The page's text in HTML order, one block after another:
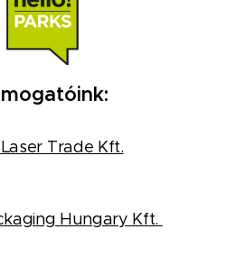
Trade Kft.
Hungary Kft.